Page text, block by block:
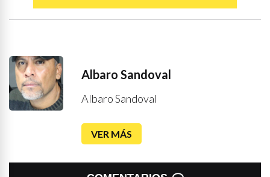
Albaro Sandoval
Albaro Sandoval
VER MÁS